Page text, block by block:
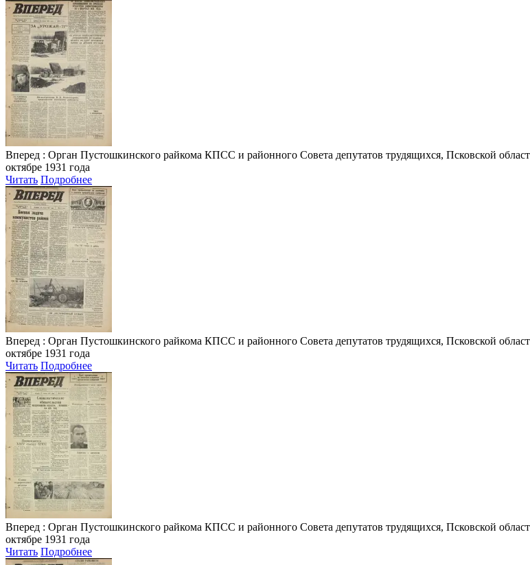
Вперед : Орган Пустошкинского райкома КПСС и районного Совета депутатов трудящихся, Псковской
октябре 1931 года
Читать Подробнее
Вперед : Орган Пустошкинского райкома КПСС и районного Совета депутатов трудящихся, Псковской
октябре 1931 года
Читать Подробнее
Вперед : Орган Пустошкинского райкома КПСС и районного Совета депутатов трудящихся, Псковской
октябре 1931 года
Читать Подробнее